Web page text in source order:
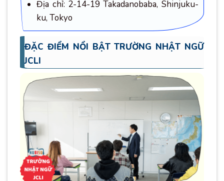
Địa chỉ: 2-14-19 Takadanobaba, Shinjuku-
ku, Tokyo
ĐẶC ĐIỂM NỔI BẬT TRƯỜNG NHẬT NGỮ
JCLI